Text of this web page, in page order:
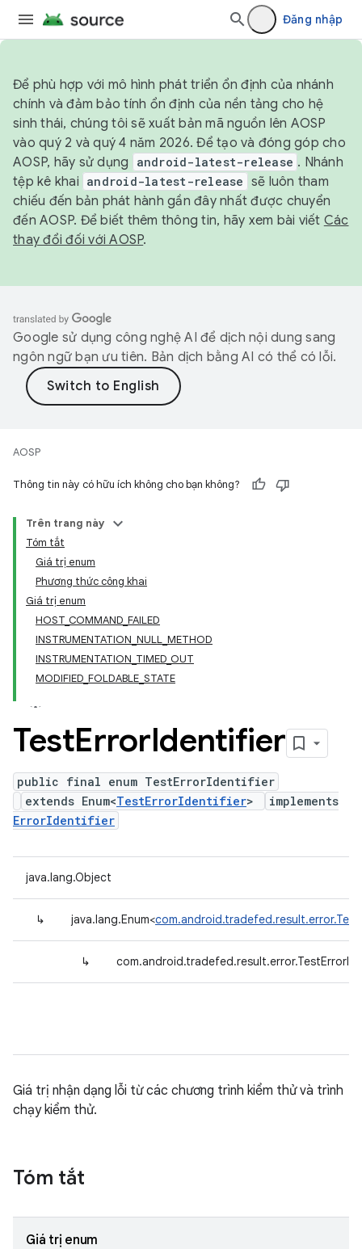
Đăng nhập
Để phù hợp với mô hình phát triển ổn định của nhánh
chính và đảm bảo tính ổn định của nền tảng cho hệ
sinh thái, chúng tôi sẽ xuất bản mã nguồn lên AOSP
vào quý 2 và quý 4 năm 2026. Để tạo và đóng góp cho
AOSP, hãy sử dụng
android-latest-release . Nhánh
tệp kê khai android-latest-release sẽ luôn tham
chiếu đến bản phát hành gần đây nhất được chuyển
đến AOSP. Để biết thêm thông tin, hãy xem bài viết Các
thay đổi đối với AOSP.
Google sử dụng công nghệ AI để dịch nội dung sang
ngôn ngữ bạn ưu tiên. Bản dịch bằng AI có thể có lỗi.
AOSP
Thông tin này có hữu ích không cho bạn không?
Trên trang này
Tóm tắt
Giá trị enum
Phương thức công khai
Giá trị enum
HOST_COMMAND_FAILED
INSTRUMENTATION_NULL_METHOD
INSTRUMENTATION_TIMED_OUT
MODIFIED_FOLDABLE_STATE
TestErrorIdentifier
public final enum TestErrorIdentifier
extends Enum<TestErrorIdentifier>
implements
ErrorIdentifier
java.lang.Object
↳ java.lang.Enum<
↳
Giá trị nhận dạng lỗi từ các chương trình kiểm thử và trình
chạy kiểm thử.
Tóm tắt
Giá trị enum